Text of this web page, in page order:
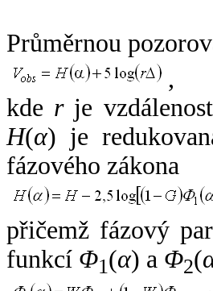
Průměrnou
,
kde rje
H(α) je
fázového zákona
přičemž fázový
funkcí Φ1(α) a Φ2(